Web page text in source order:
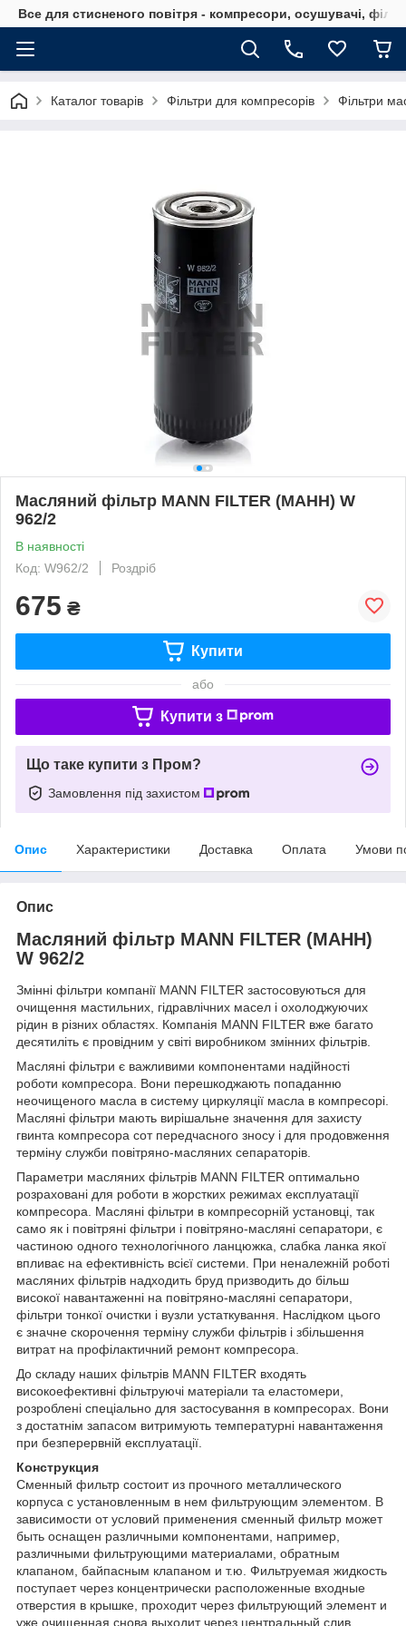
Все для стисненого повітря - компресори, осушувачі,
Каталог товарів Фільтри для компресорів Фільтри
Масляний фільтр MANN FILTER (МАНН) W
962/2
В наявності
Код: W962/2
Роздріб
675 ₴
Купити
або
Купити з
Що таке купити з Пром?
Замовлення під захистом
Опис Характеристики Доставка Оплата Умови
Опис
Масляний фільтр MANN FILTER (МАНН)
W 962/2
Змінні фільтри компанії MANN FILTER застосовуються для
очищення мастильних, гідравлічних масел і охолоджуючих
рідин в різних областях. Компанія MANN FILTER вже багато
десятиліть є провідним у світі виробником змінних фільтрів.
Масляні фільтри є важливими компонентами надійності
роботи компресора. Вони перешкоджають попаданню
неочищеного масла в систему циркуляції масла в компресорі.
Масляні фільтри мають вирішальне значення для захисту
гвинта компресора сот передчасного зносу і для продовження
терміну служби повітряно-масляних сепараторів.
Параметри масляних фільтрів MANN FILTER оптимально
розраховані для роботи в жорстких режимах експлуатації
компресора. Масляні фільтри в компресорній установці, так
само як і повітряні фільтри і повітряно-масляні сепаратори, є
частиною одного технологічного ланцюжка, слабка ланка якої
впливає на ефективність всієї системи. При неналежній роботі
масляних фільтрів надходить бруд призводить до більш
високої навантаженні на повітряно-масляні сепаратори,
фільтри тонкої очистки і вузли устаткування. Наслідком цього
є значне скорочення терміну служби фільтрів і збільшення
витрат на профілактичний ремонт компресора.
До складу наших фільтрів MANN FILTER входять
високоефективні фільтруючі матеріали та еластомери,
розроблені спеціально для застосування в компресорах. Вони
з достатнім запасом витримують температурні навантаження
при безперервній експлуатації.
Конструкция
Сменный фильтр состоит из прочного металлического
корпуса с установленным в нем фильтрующим элементом. В
зависимости от условий применения сменный фильтр может
быть оснащен различными компонентами, например,
различными фильтрующими материалами, обратным
клапаном, байпасным клапаном и т.ю. Фильтруемая жидкость
поступает через концентрически расположенные входные
отверстия в крышке, проходит через фильтрующий элемент и
уже очищенная снова выходит через центральный слив.